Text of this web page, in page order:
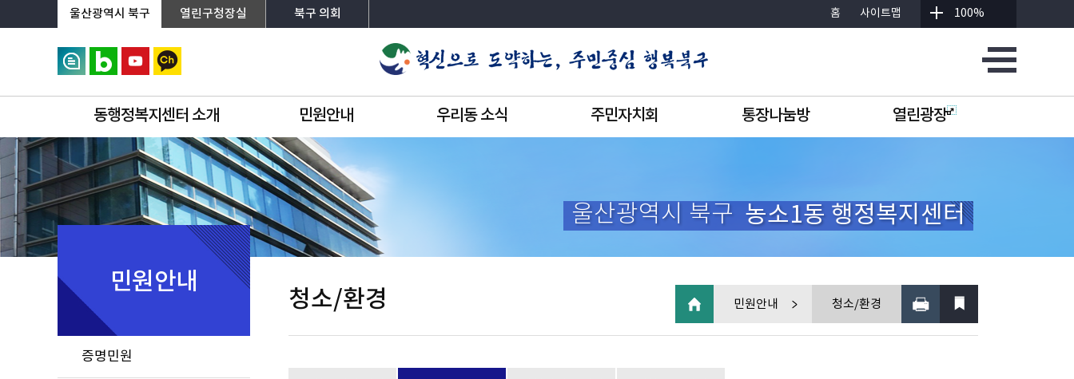
상단메뉴로 바로가기
전체메뉴로 바로가기
왼쪽메뉴로 바로가기
본문으로 바로가기울산광역시 북구 열린구청장실 북구 의회 홈 사이트맵 100%
동행정복지센터 소개 민원안내 우리동 소식 주민자치회 통장나눔방 열린광장
울산광역시 북구 농소1동 행정복지센터
민원안내
증명민원
청소/환경 민원안내 청소/환경